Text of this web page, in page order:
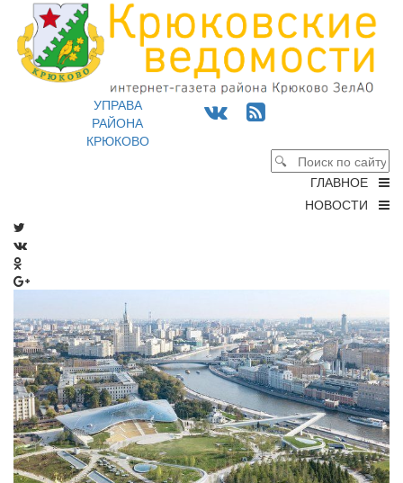
УПРАВА
РАЙОНА
КРЮКОВО
ГЛАВНОЕ
НОВОСТИ